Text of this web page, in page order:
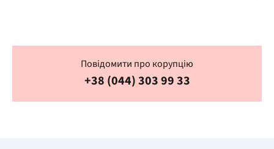
Повідомити про корупцію
+38 (044) 303 99 33